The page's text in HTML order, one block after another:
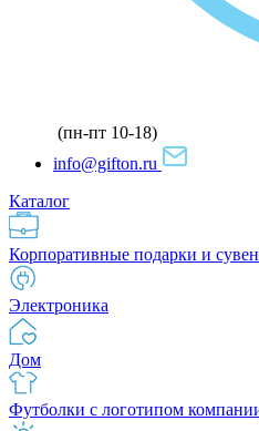
(пн-пт 10-18)
info@gifton.ru
Каталог
Корпоративные подарки и
Электроника
Дом
Футболки с логотипом